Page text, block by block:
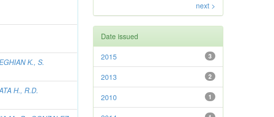
K., S.
H., R.D.
next >
Date issued
3
2015
2
2013
1
2010